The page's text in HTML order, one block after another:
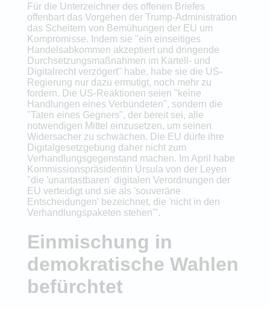
Für die Unterzeichner des offenen Briefes
offenbart das Vorgehen der Trump-Administration
das Scheitern von Bemühungen der EU um
Kompromisse. Indem sie "ein einseitiges
Handelsabkommen akzeptiert und dringende
Durchsetzungsmaßnahmen im Kartell- und
Digitalrecht verzögert" habe, habe sie die US-
Regierung nur dazu ermutigt, noch mehr zu
fordern. Die US-Reaktionen seien "keine
Handlungen eines Verbündeten", sondern die
"Taten eines Gegners", der bereit sei, alle
notwendigen Mittel einzusetzen, um seinen
Widersacher zu schwächen. Die EU dürfe ihre
Digitalgesetzgebung daher nicht zum
Verhandlungsgegenstand machen. Im April habe
Kommissionspräsidentin Ursula von der Leyen
"die 'unantastbaren' digitalen Verordnungen der
EU verteidigt und sie als 'souveräne
Entscheidungen' bezeichnet, die 'nicht in den
Verhandlungspaketen stehen'".
Einmischung in
demokratische Wahlen
befürchtet